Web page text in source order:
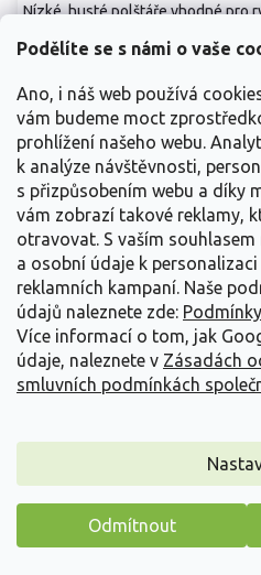
Podělíte se s námi o vaše
Ano, i náš web používá
vám budeme moct
prohlížení našeho webu.
k analýze návštěvnosti,
s přizpůsobením webu a díky
vám zobrazí takové reklamy,
otravovat. S vaším
a osobní údaje k
reklamních kampaní. Naše
údajů naleznete zde:
Více informací o tom, jak
údaje, naleznete v Zásadách
smluvních podmínkách
Odmítnout
Nízké, husté polštáře vhodné pro
Plaménka šídlovitá 'White
'White Delight'
Phlox subulata 'White Delight'
Máme pro vás